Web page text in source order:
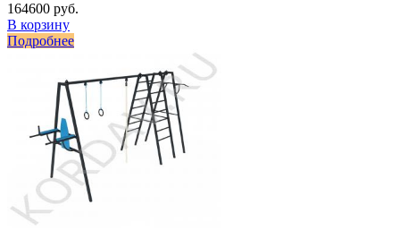
164600 руб.
В корзину
Подробнее